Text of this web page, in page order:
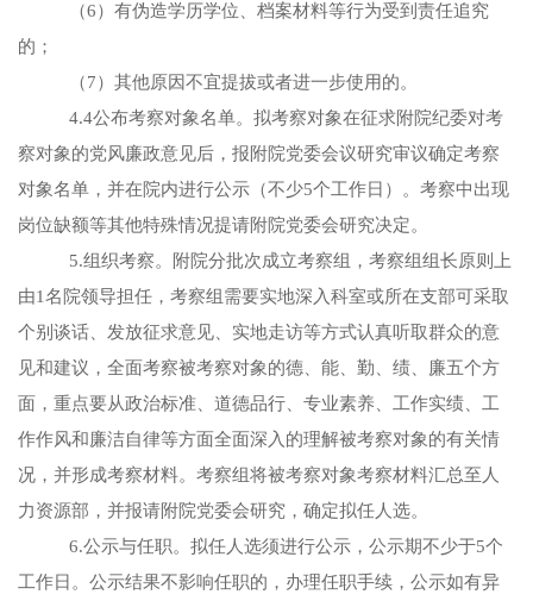
（6）有伪造学历学位、档案材料等行为受到责任追究
的；
（7）其他原因不宜提拔或者进一步使用的。
4.4公布考察对象名单。拟考察对象在征求附院纪委对考
察对象的党风廉政意见后，报附院党委会议研究审议确定考察
对象名单，并在院内进行公示（不少5个工作日）。考察中出现
岗位缺额等其他特殊情况提请附院党委会研究决定。
5.组织考察。
附院分批次成立考察组，考察组组长原则上
由1名院领导担任，考察组需要实地深入科室或所在支部可采取
个别谈话、发放征求意见、实地走访等方式认真听取群众的意
见和建议，全面考察被考察对象的德、能、勤、绩、廉五个方
面，重点要从政治标准、道德品行、专业素养、工作实绩、工
作作风和廉洁自律等方面全面深入的理解被考察对象的有关情
况，并形成考察材料。考察组将被考察对象考察材料汇总至人
力资源部，并报请附院党委会研究，确定拟任人选。
6.公示与任职。拟任人选须进行公示，公示期不少于5个
工作日。 公示结果不影响任职的，办理任职手续，公示如有异